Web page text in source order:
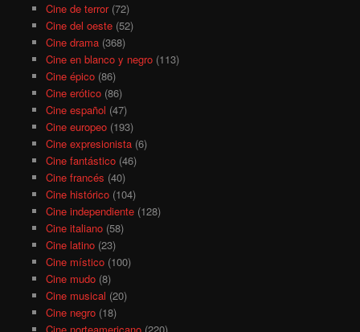
Cine de terror(72)
Cine del oeste(52)
Cine drama(368)
Cine en blanco y negro(113)
Cine épico(86)
Cine erótico(86)
Cine español (47)
Cine europeo(193)
Cine expresionista(6)
Cine fantástico(46)
Cine francés (40)
Cine histórico(104)
Cine independiente(128)
Cine italiano(58)
Cine latino(23)
Cine místico(100)
Cine mudo(8)
Cine musical (20)
Cine negro(18)